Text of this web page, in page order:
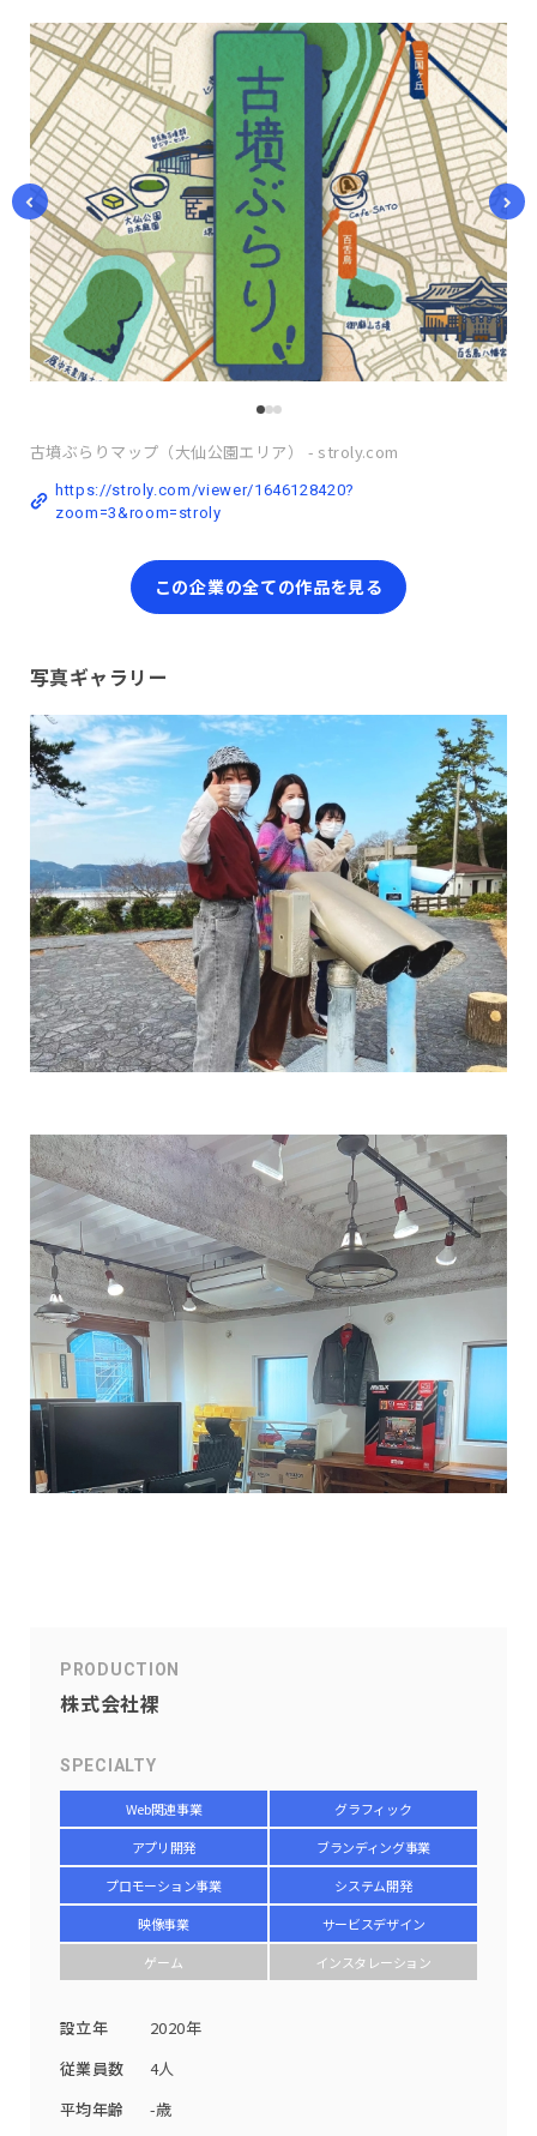
古墳ぶらりマップ（大仙公園エリア） - stroly.com
https://stroly.com/viewer/1646128420?
zoom=3&room=stroly
この企業の全ての作品を見る
写真ギャラリー
PRODUCTION
株式会社裸
SPECIALTY
Web関連事業
グラフィック
アプリ開発
ブランディング事業
プロモーション事業
システム開発
映像事業
サービスデザイン
ゲーム
インスタレーション
設立年
2020年
従業員数
4人
平均年齢
-歳